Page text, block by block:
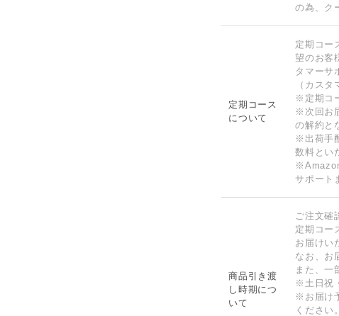
の為、ク
定期コース
について
定期コー
望のお客
タマーサ
（カス
※定期コ
※次回お
の解約と
※出荷手
数料とい
サポート
商品引き渡
し時期につ
いて
ご注文確
定期コー
お届けい
なお、お
また、一
※土日祝
※お届け
ください